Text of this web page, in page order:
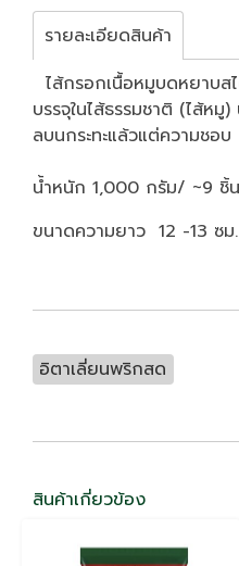
รายละเอียดสินค้า
ไส้กรอกเนื้อหมูบดหยาบ
บรรจุในไส้ธรรมชาติ (ไส้ห
ลบนกระทะแล้วแต่ความชอบ
น้ำหนัก 1,000 กรัม/ ~9 ชิ้น
ขนาดความยาว 12 -13 ซ
อิตาเลี่ยนพริกสด
สินค้าเกี่ยวข้อง